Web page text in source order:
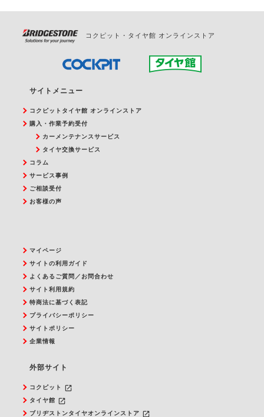
コクピット・タイヤ館 オンラインストア
サイトメニュー
コクピットタイヤ館 オンラインストア
購入・作業予約受付
カーメンテナンスサービス
タイヤ交換サービス
コラム
サービス事例
ご相談受付
お客様の声
マイページ
サイトの利用ガイド
よくあるご質問／お問合わせ
サイト利用規約
特商法に基づく表記
プライバシーポリシー
サイトポリシー
企業情報
外部サイト
コクピット launch
タイヤ館 launch
ブリヂストンタイヤオンラインストア launch